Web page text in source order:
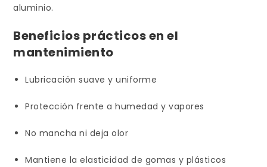
aluminio.
Beneficios prácticos en el
mantenimiento
Lubricación suave y uniforme
Protección frente a humedad y vapores
No mancha ni deja olor
Mantiene la elasticidad de gomas y plásticos